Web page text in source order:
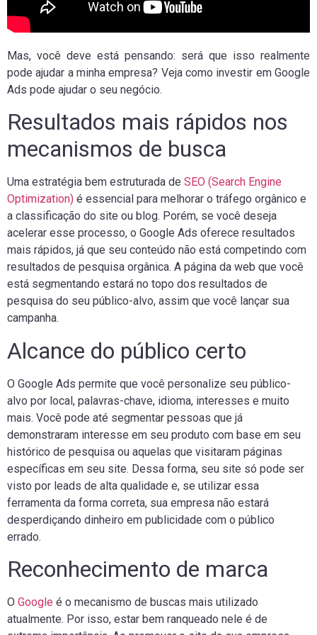
Mas, você deve está pensando: será que isso realmente
pode ajudar a minha empresa? Veja como investir em Google
Ads pode ajudar o seu negócio.
Resultados mais rápidos nos
mecanismos de busca
Uma estratégia bem estruturada de SEO (Search Engine
Optimization) é essencial para melhorar o tráfego orgânico e
a classificação do site ou blog. Porém, se você deseja
acelerar esse processo, o Google Ads oferece resultados
mais rápidos, já que seu conteúdo não está competindo com
resultados de pesquisa orgânica. A página da web que você
está segmentando estará no topo dos resultados de
pesquisa do seu público-alvo, assim que você lançar sua
campanha.
Alcance do público certo
O Google Ads permite que você personalize seu público-
alvo por local, palavras-chave, idioma, interesses e muito
mais. Você pode até segmentar pessoas que já
demonstraram interesse em seu produto com base em seu
histórico de pesquisa ou aquelas que visitaram páginas
específicas em seu site. Dessa forma, seu site só pode ser
visto por leads de alta qualidade e, se utilizar essa
ferramenta da forma correta, sua empresa não estará
desperdiçando dinheiro em publicidade com o público
errado.
Reconhecimento de marca
O Google é o mecanismo de buscas mais utilizado
atualmente. Por isso, estar bem ranqueado nele é de